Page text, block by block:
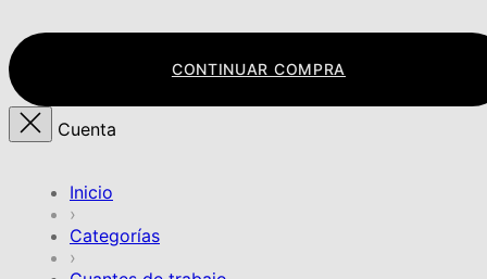
CONTINUAR COMPRA
Cuenta
Inicio
›
Categorías
›